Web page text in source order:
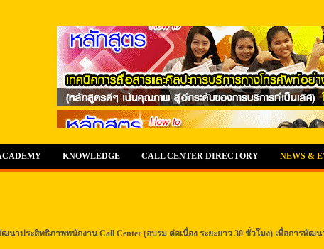
KNOWLEDGE CALL CENTER DIRECTORY NEWS &
าประสิทธิภาพพนักงาน Call Center (อบรม ต่อเนื่อง ระยะยาว 30 ชั่วโมง) เพื่อการพัฒน